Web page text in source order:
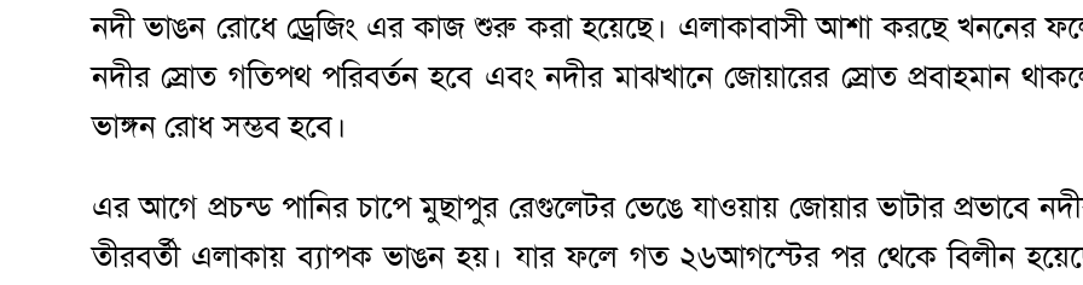
নদী ভাঙন রোধে ড্রেজিং এর কাজ শুরু করা হয়েছে। এলাকাবাসী আশা করছে খননের
নদীর স্রোত গতিপথ পরিবর্তন হবে এবং নদীর মাঝখানে জোয়ারের স্রোত প্রবাহমান
ভাঙ্গন রোধ সম্ভব হবে।
এর আগে প্রচন্ড পানির চাপে মুছাপুর রেগুলেটর ভেঙে যাওয়ায় জোয়ার ভাটার প্রভাবে
তীরবর্তী এলাকায় ব্যাপক ভাঙন হয়। যার ফলে গত ২৬আগস্টের পর থেকে বিলীন